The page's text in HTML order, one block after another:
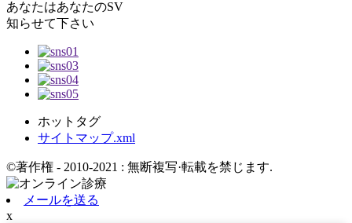
あなたはあなたのSV
知らせて下さい
ホットタグ
サイトマップ.xml
©著作権 - 2010-2021 : 無断複写·転載を禁じます.
メールを送る
x